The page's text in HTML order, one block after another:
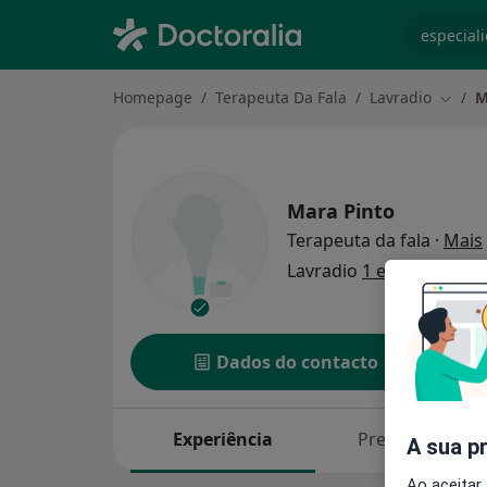
Homepage Terapeuta Da Fala Lavradio
Mara Pinto
Terapeuta da fala · Mais
Lavradio 1 endereço
Dados do contacto
Experiência PreçosA sua